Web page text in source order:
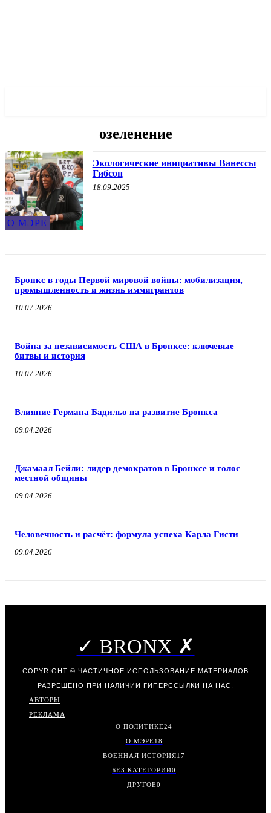
озеленение
О МЭРЕ
Экологические инициативы Ванессы
Гибсон
18.09.2025
Бронкс в годы Первой мировой войны: мобилизация,
промышленность и жизнь иммигрантов
10.07.2026
Война за независимость США в Бронксе: ключевые
битвы и история
10.07.2026
Влияние Германа Бадильо на развитие Бронкса
09.04.2026
Джамаал Бейли: лидер демократов в Бронксе и голос
местной общины
09.04.2026
Человечность и расчёт: формула успеха Карла Гисти
09.04.2026
✓ BRONX ✗
COPYRIGHT © ЧАСТИЧНОЕ ИСПОЛЬЗОВАНИЕ МАТЕРИАЛОВ
РАЗРЕШЕНО ПРИ НАЛИЧИИ ГИПЕРССЫЛКИ НА НАС.
АВТОРЫ
РЕКЛАМА
О ПОЛИТИКЕ24
О МЭРЕ18
ВОЕННАЯ ИСТОРИЯ17
БЕЗ КАТЕГОРИИ0
ДРУГОЕ0